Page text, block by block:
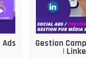
Gestion
|